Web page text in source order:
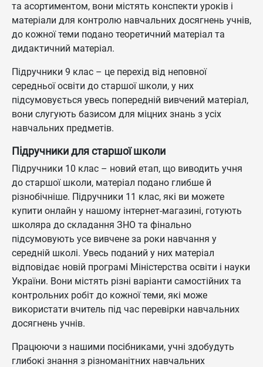
та асортиментом, вони містять конспекти уроків і
матеріали для контролю навчальних досягнень учнів,
до кожної теми подано теоретичний матеріал та
дидактичний матеріал.
Підручники 9 клас – це перехід від неповної
середньої освіти до старшої школи, у них
підсумовується увесь попередній вивчений матеріал,
вони слугують базисом для міцних знань з усіх
навчальних предметів.
Підручники для старшої школи
Підручники 10 клас – новий етап, що виводить учня
до старшої школи, матеріал подано глибше й
різнобічніше. Підручники 11 клас, які ви можете
купити онлайн у нашому інтернет-магазині, готують
школяра до складання ЗНО та фінально
підсумовують усе вивчене за роки навчання у
середній школі. Увесь поданий у них матеріал
відповідає новій програмі Міністерства освіти і науки
України. Вони містять різні варіанти самостійних та
контрольних робіт до кожної теми, які може
використати вчитель під час перевірки навчальних
досягнень учнів.
Працюючи з нашими посібниками, учні здобудуть
глибокі знання з різноманітних навчальних